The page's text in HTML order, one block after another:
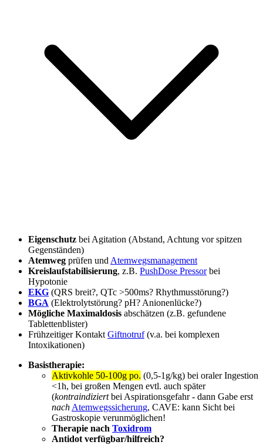
Eigenschutz bei Agitation (Abstand, Achtung vor spitzen
Gegenständen)
Atemweg prüfen und Atemwegsmanagement
Kreislaufstabilisierung, z.B. PushDose Pressorbei
Hypotonie
EKG (QRS breit?, QTc >500ms? Rhythmusstörung?)
BGA (Elektrolytstörung? pH? Anionenlücke?)
Mögliche Maximaldosis abschätzen (z.B. gefundene
Tablettenblister)
Frühzeitiger Kontakt Giftnotruf(v.a. bei komplexen
Intoxikationen)
Basistherapie:
Aktivkohle 50-100g po. (0,5-1g/kg) bei oraler Ingestion
<1h, bei großen Mengen evtl. auch später
(kontraindiziertbei Aspirationsgefahr - dann Gabe erst
nach Atemwegssicherung, CAVE: kann Sicht bei
Gastroskopie verunmöglichen!
Therapie nach Toxidrom
Antidot verfügbar/hilfreich?